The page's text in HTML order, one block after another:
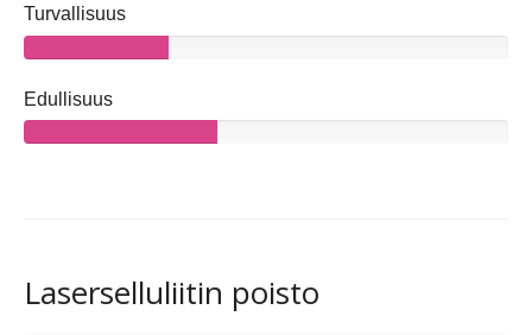
Turvallisuus
Edullisuus
Laserselluliitin poisto